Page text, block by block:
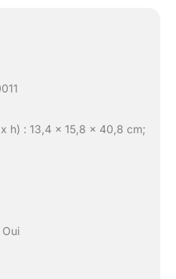
h) : 13,4 x 15,8 x 40,8 cm;